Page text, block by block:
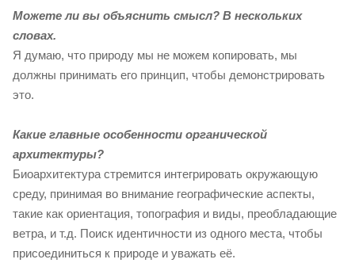
Можете ли вы объяснить смысл? В нескольких
словах.
Я думаю, что природу мы не можем копировать, мы
должны принимать его принцип, чтобы демонстрировать
это.
Какие главные особенности органической
архитектуры?
Биоархитектура стремится интегрировать окружающую
среду, принимая во внимание географические аспекты,
такие как ориентация, топография и виды, преобладающие
ветра, и т.д. Поиск идентичности из одного места, чтобы
присоединиться к природе и уважать её.